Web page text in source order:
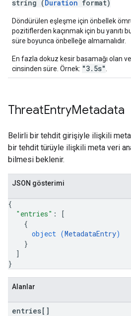
string (Duration format)
Döndürülen eşleşme için önbellek
pozitiflerden kaçınmak için bu yanıtı
süre boyunca önbelleğe almamalıdır.
En fazla dokuz kesir basamağı olan
cinsinden süre. Örnek: "3.5s"
ThreatEntryMetadata
Belirli bir tehdit girişiyle ilişkili
bir tehdit türüyle ilişkili meta veri
bilmesi beklenir.
JSON gösterimi
{
"entries" :
[
{
object (MetadataEntry)
}
]
}
Alanlar
entries[]